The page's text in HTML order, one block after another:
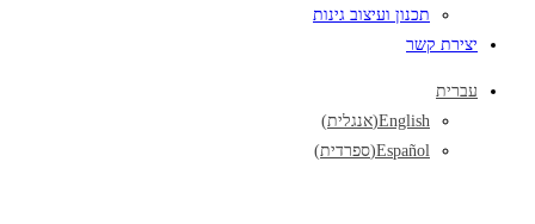
תכנון ועיצוב גינות
יצירת קשר
עברית
English
(אנגלית)
Español
(ספרדית)